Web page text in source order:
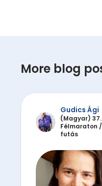
More blog
Gudics Ági
(Magyar)
Félmaraton /
futás